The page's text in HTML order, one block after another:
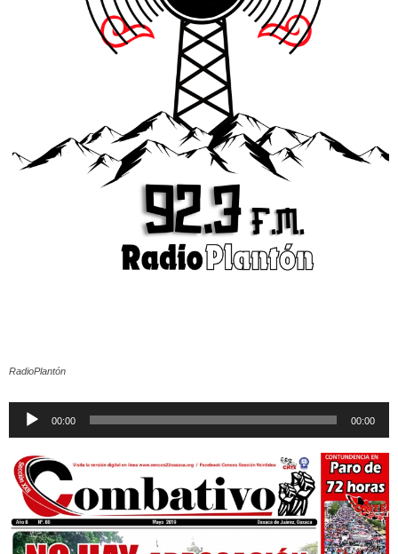
RadioPlantón
Reproductor
00:00 00:00